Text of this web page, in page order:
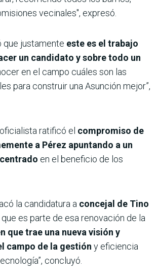
vecinales", expresó.
que justamente este es el trabajo
un candidato y sobre todo un
en el campo cuáles son las
para construir una Asunción mejor”,
ratificó el compromiso de
a Pérez apuntando a un
en el beneficio de los
la candidatura a concejal de Tino
es parte de esa renovación de la
que trae una nueva visión y
campo de la gestión y eficiencia
concluyó.